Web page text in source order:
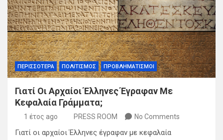
ΠΕΡΙΣΣΟΤΕΡΑ ΠΟΛΙΤΙΣΜΟΣ ΠΡΟΒΛΗΜΑΤΙΣΜΟΙ
Γιατί Οι Αρχαίοι Έλληνες Έγραφαν Με
Κεφαλαία Γράμματα;
1 έτος ago PRESS ROOM No Comments
Γιατί οι αρχαίοι Έλληνες έγραφαν με κεφαλαία